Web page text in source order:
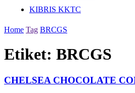
KIBRIS KKTC
Home Tag BRCGS
Etiket: BRCGS
CHELSEA CHOCOLATE